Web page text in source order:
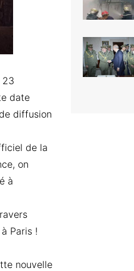
23
date
diffusion
de la
on
à
Paris !
nouvelle